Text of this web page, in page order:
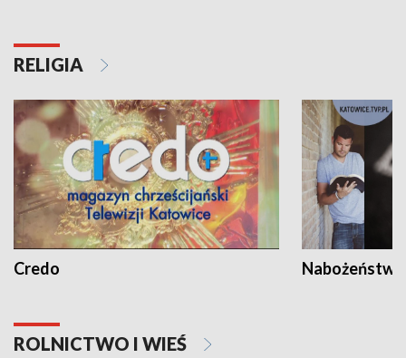
RELIGIA
Credo
ROLNICTWO I WIEŚ